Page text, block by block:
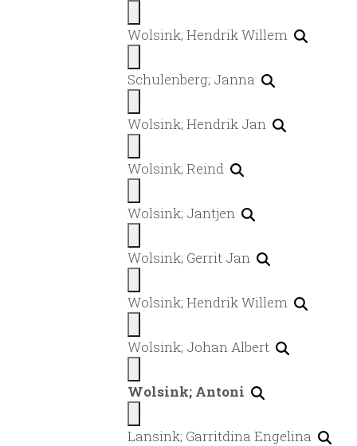
Wolsink; Hendrik Willem
Schulenberg; Janna
Wolsink; Hendrik Jan
Wolsink; Reind
Wolsink; Jantjen
Wolsink; Gerrit Jan
Wolsink; Hendrik Willem
Wolsink; Johan Albert
Wolsink; Antoni
Lansink; Garritdina Engelina